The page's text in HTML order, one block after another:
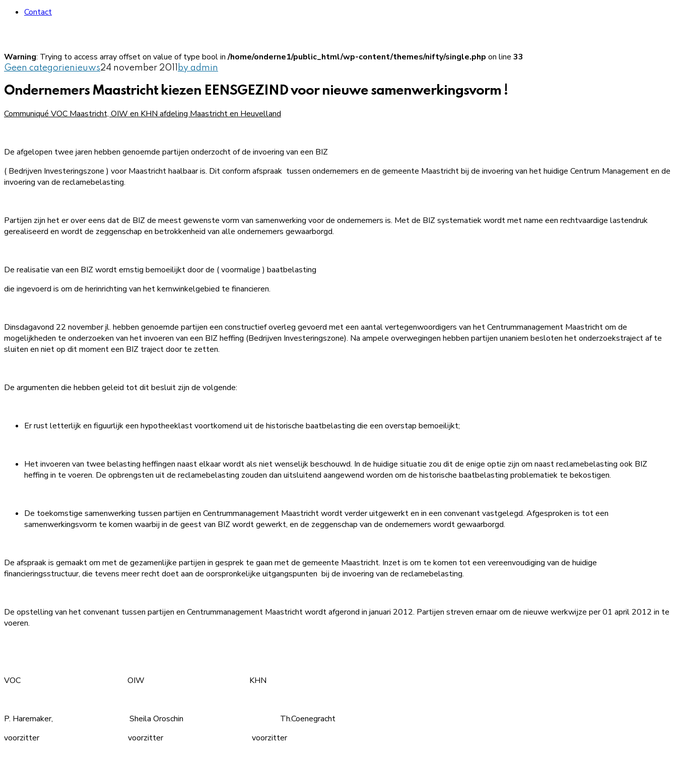
Contact
Warning: Trying to access array offset on value of type bool in/home/onderne1/public_html/wp-content/themes/nifty/single.php on line 33
Geen categorienieuws24 november 2011 by admin
Ondernemers Maastricht kiezen EENSGEZIND voor nieuwe samenwerkingsvorm !
Communiqué VOC Maastricht, OIW en KHN afdeling Maastricht en Heuvelland
De afgelopen twee jaren hebben genoemde partijen onderzocht of de invoering van een BIZ
( Bedrijven Investeringszone ) voor Maastricht haalbaar is. Dit conform afspraak tussen ondernemers en de gemeente Maastricht bij de invoering van het huidige Centrum Management en de
invoering van de reclamebelasting.
Partijen zijn het er over eens dat de BIZ de meest gewenste vorm van samenwerking voor de ondernemers is. Met de BIZ systematiek wordt met name een rechtvaardige lastendruk
gerealiseerd en wordt de zeggenschap en betrokkenheid van alle ondernemers gewaarborgd.
De realisatie van een BIZ wordt ernstig bemoeilijkt door de ( voormalige ) baatbelasting
die ingevoerd is om de herinrichting van het kernwinkelgebied te financieren.
Dinsdagavond 22 november jl. hebben genoemde partijen een constructief overleg gevoerd met een aantal vertegenwoordigers van het Centrummanagement Maastricht om de
mogelijkheden te onderzoeken van het invoeren van een BIZ heffing (Bedrijven Investeringszone). Na ampele overwegingen hebben partijen unaniem besloten het onderzoekstraject af te
sluiten en niet op dit moment een BIZ traject door te zetten.
De argumenten die hebben geleid tot dit besluit zijn de volgende:
Er rust letterlijk en figuurlijk een hypotheeklast voortkomend uit de historische baatbelasting die een overstap bemoeilijkt;
Het invoeren van twee belasting heffingen naast elkaar wordt als niet wenselijk beschouwd. In de huidige situatie zou dit de enige optie zijn om naast reclamebelasting ook BIZ
heffing in te voeren. De opbrengsten uit de reclamebelasting zouden dan uitsluitend aangewend worden om de historische baatbelasting problematiek te bekostigen.
De toekomstige samenwerking tussen partijen en Centrummanagement Maastricht wordt verder uitgewerkt en in een convenant vastgelegd. Afgesproken is tot een
samenwerkingsvorm te komen waarbij in de geest van BIZ wordt gewerkt, en de zeggenschap van de ondernemers wordt gewaarborgd.
De afspraak is gemaakt om met de gezamenlijke partijen in gesprek te gaan met de gemeente Maastricht. Inzet is om te komen tot een vereenvoudiging van de huidige
financieringsstructuur, die tevens meer recht doet aan de oorspronkelijke uitgangspunten bij de invoering van de reclamebelasting.
De opstelling van het convenant tussen partijen en Centrummanagement Maastricht wordt afgerond in januari 2012. Partijen streven ernaar om de nieuwe werkwijze per 01 april 2012 in te
voeren.
VOC OIW KHN
P. Haremaker, Sheila Oroschin Th.Coenegracht
voorzitter voorzitter voorzitter